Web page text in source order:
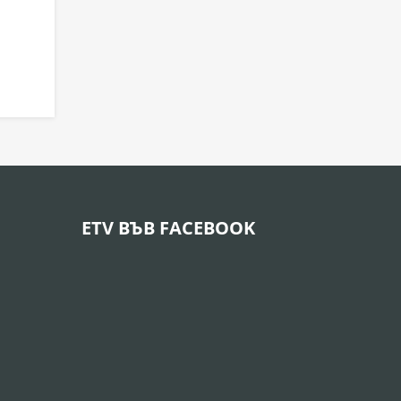
ETV ВЪВ FACEBOOK